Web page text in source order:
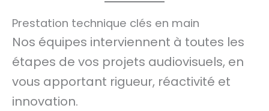
Prestation technique clés en main
Nos équipes interviennent à toutes les
étapes de vos projets audiovisuels, en
vous apportant rigueur, réactivité et
innovation.